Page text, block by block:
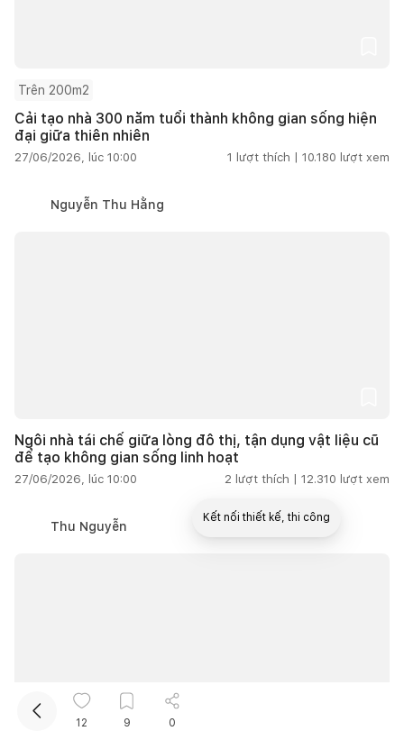
Trên 200m2
Cải tạo nhà 300 năm tuổi thành không gian sống hiện
đại giữa thiên nhiên
27/06/2026, lúc 10:00 1 lượt thích | 10.180 lượt xem
Nguyễn Thu Hằng
Ngôi nhà tái chế giữa lòng đô thị, tận dụng vật liệu cũ
để tạo không gian sống linh hoạt
27/06/2026, lúc 10:00 2 lượt thích | 12.310 lượt xem
Thu Nguyễn
12 9 0
Kết nối thiết kế, thi công